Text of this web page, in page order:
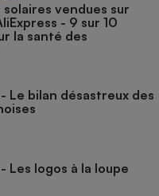
vendues sur
- 9 sur 10
la santé des
Le bilan désastreux des
Les logos à la loupe